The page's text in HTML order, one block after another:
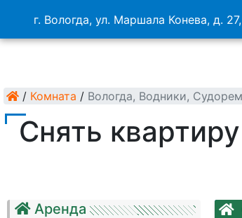
г. Вологда, ул. Маршала Конева, д.
/ Комната / Вологда, Водники,
Снять
Аренда